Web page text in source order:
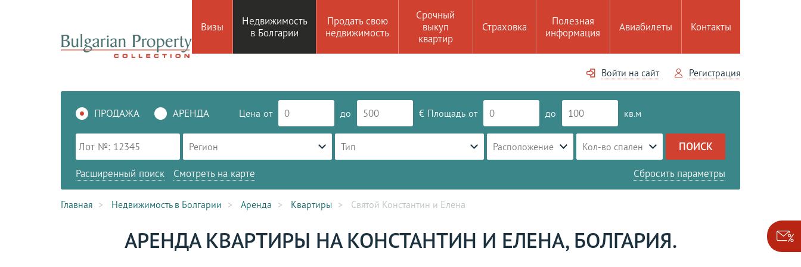
Визы
Недвижимость
в Болгарии
Продать свою
недвижимость
Срочный
выкуп
квартир
Страховка
Полезная
информация
Авиабилеты Контакты
Войти на сайт Регистрация
ПРОДАЖА АРЕНДА Цена от до € Площадь от до кв.м
Регион Тип Расположение Кол-во спален
Расширенный поиск Смотреть на карте Сбросить параметры
Главная Недвижимость в Болгарии Аренда Квартиры Святой Константин и Елена
АРЕНДА КВАРТИРЫ НА КОНСТАНТИН И ЕЛЕНА, БОЛГАРИЯ.